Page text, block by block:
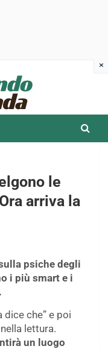
le
arriva la
psiche degli
i più smart e i
dice che” e poi
lettura.
un luogo